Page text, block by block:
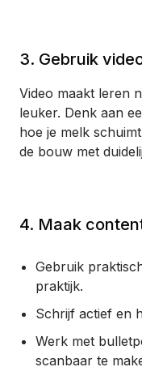
3. Gebruik
Video maakt leren
leuker. Denk aan
hoe je melk
de bouw met
4. Maak
Gebruik
praktijk.
Schrijf actief en
Werk met
scanbaar te